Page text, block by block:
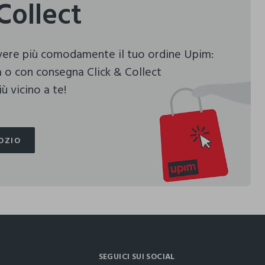
più comodamente il tuo ordine Upim:
con consegna Click & Collect
vicino a te!
SEGUICI SUI SOCIAL